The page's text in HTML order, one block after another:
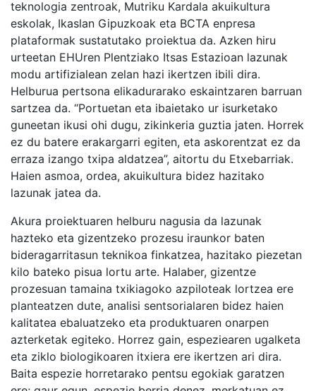
teknologia zentroak, Mutriku Kardala akuikultura
eskolak, Ikaslan Gipuzkoak eta BCTA enpresa
plataformak sustatutako proiektua da. Azken hiru
urteetan EHUren Plentziako Itsas Estazioan lazunak
modu artifizialean zelan hazi ikertzen ibili dira.
Helburua pertsona elikadurarako eskaintzaren barruan
sartzea da. “Portuetan eta ibaietako ur isurketako
guneetan ikusi ohi dugu, zikinkeria guztia jaten. Horrek
ez du batere erakargarri egiten, eta askorentzat ez da
erraza izango txipa aldatzea”, aitortu du Etxebarriak.
Haien asmoa, ordea, akuikultura bidez hazitako
lazunak jatea da.
Akura proiektuaren helburu nagusia da lazunak
hazteko eta gizentzeko prozesu iraunkor baten
bideragarritasun teknikoa finkatzea, hazitako piezetan
kilo bateko pisua lortu arte. Halaber, gizentze
prozesuan tamaina txikiagoko azpiloteak lortzea ere
planteatzen dute, analisi sentsorialaren bidez haien
kalitatea ebaluatzeko eta produktuaren onarpen
azterketak egiteko. Horrez gain, espeziearen ugalketa
eta ziklo biologikoaren itxiera ere ikertzen ari dira.
Baita espezie horretarako pentsu egokiak garatzen